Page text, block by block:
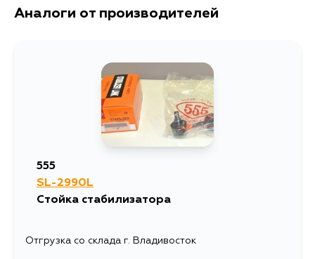
Аналоги от производителей
555
SL-2990L
Стойка стабилизатора
Отгрузка со склада г. Владивосток